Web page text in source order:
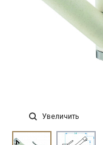
Увеличить